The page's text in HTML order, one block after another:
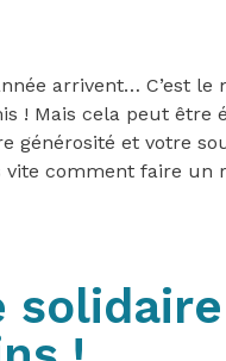
arrivent… C’est
! Mais cela peut être
générosité et votre
vite comment faire un